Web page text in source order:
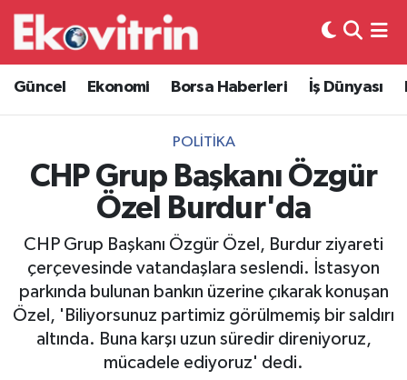
Güncel Ekonomi Borsa Haberleri İş Dünyası
POLITIKA
CHP Grup Başkanı Özgür
Özel Burdur'da
CHP Grup Başkanı Özgür Özel, Burdur ziyareti
çerçevesinde vatandaşlara seslendi. İstasyon
parkında bulunan bankın üzerine çıkarak konuşan
Özel, 'Biliyorsunuz partimiz görülmemiş bir saldırı
altında. Buna karşı uzun süredir direniyoruz,
mücadele ediyoruz' dedi.
Güncel
Ekonomi
Borsa Haberleri
İş Dünyası
Lojistik
Otovitrin
Asayiş
Hava Durumu
Trafik Durumu
Süper Lig Puan Durumu ve Fikstür
Tüm Manşetler
Son Dakika Haberleri
Haber Arşivi